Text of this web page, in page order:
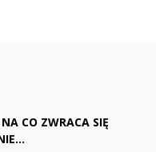
CO ZWRACA SIĘ